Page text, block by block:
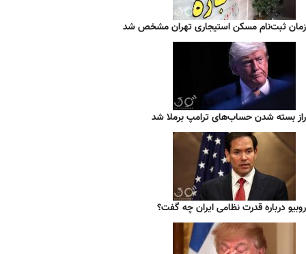
زمان ثبت‌نام مسکن استیجاری تهران مشخص شد
راز بسته شدن حساب‌های ترامپ برملا شد
روبیو درباره قدرت نظامی ایران چه گفت؟